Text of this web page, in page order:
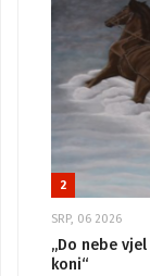
2
SRP, 06 2026
„Do nebe
koni“